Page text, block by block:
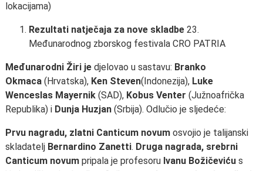
lokacijama)
Rezultati natječaja za nove skladbe 23.
Međunarodnog zborskog festivala CRO PATRIA
Međunarodni Žiri je djelovao u sastavu: Branko
Okmaca (Hrvatska), Ken Steven(Indonezija), Luke
Wenceslas Mayernik (SAD), Kobus Venter (Južnoafrička
Republika) i Dunja Huzjan (Srbija). Odlučio je sljedeće:
Prvu nagradu, zlatni Canticum novum osvojio je talijanski
skladatelj Bernardino Zanetti. Druga nagrada, srebrni
Canticum novum pripala je profesoru Ivanu Božičeviću s